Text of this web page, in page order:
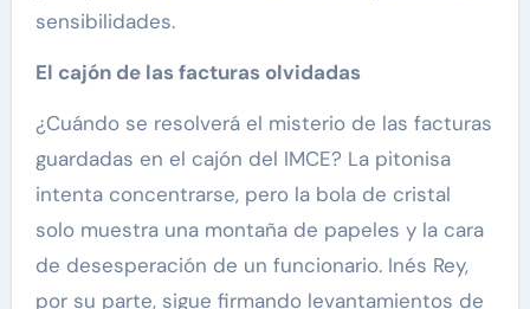
sensibilidades.
El cajón de las facturas olvidadas
¿Cuándo se resolverá el misterio de las facturas
guardadas en el cajón del IMCE? La pitonisa
intenta concentrarse, pero la bola de cristal
solo muestra una montaña de papeles y la cara
de desesperación de un funcionario. Inés Rey,
por su parte, sigue firmando levantamientos de